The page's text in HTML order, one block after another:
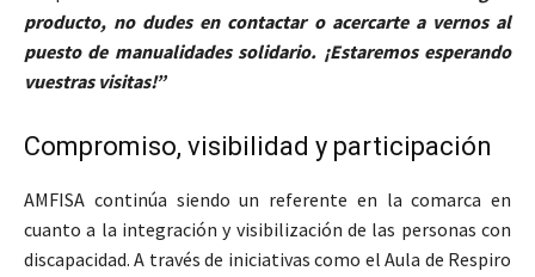
producto, no dudes en contactar o acercarte a vernos al
puesto de manualidades solidario. ¡Estaremos esperando
vuestras visitas!”
Compromiso, visibilidad y participación
AMFISA continúa siendo un referente en la comarca en
cuanto a la integración y visibilización de las personas con
discapacidad. A través de iniciativas como el Aula de Respiro